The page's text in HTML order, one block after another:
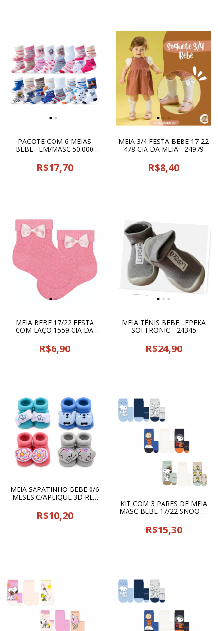
PACOTE COM 6 MEIAS
BEBE FEM/MASC 50.000
R$17,70
MEIA 3/4 FESTA BEBE 17-22
478 CIA DA MEIA - 24979
R$8,40
MEIA BEBE 17/22 FESTA
COM LAÇO 1559 CIA DA
R$6,90
MEIA TÊNIS BEBE LEPEKA
SOFTRONIC - 24345
R$24,90
MEIA SAPATINHO BEBE 0/6
MESES C/APLIQUE 3D REF
R$10,20
KIT COM 3 PARES DE MEIA
MASC BEBE 17/22 SNOOPY
R$15,30